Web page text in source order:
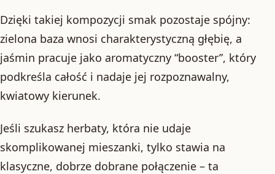
Dzięki takiej kompozycji smak pozostaje spójny:
zielona baza wnosi charakterystyczną głębię, a
jaśmin pracuje jako aromatyczny “booster”, który
podkreśla całość i nadaje jej rozpoznawalny,
kwiatowy kierunek.
Jeśli szukasz herbaty, która nie udaje
skomplikowanej mieszanki, tylko stawia na
klasyczne, dobrze dobrane połączenie – ta